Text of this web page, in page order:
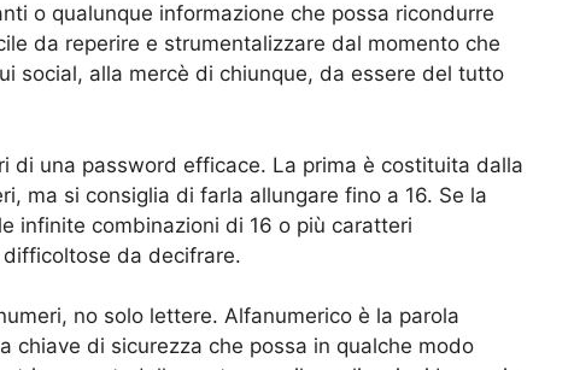
o qualunque informazione che possa ricondurre
da reperire e strumentalizzare dal momento che
social, alla mercè di chiunque, da essere del tutto
di una password efficace. La prima è costituita dalla
ma si consiglia di farla allungare fino a 16. Se la
infinite combinazioni di 16 o più caratteri
da decifrare.
no solo lettere. Alfanumerico è la parola
chiave di sicurezza che possa in qualche modo